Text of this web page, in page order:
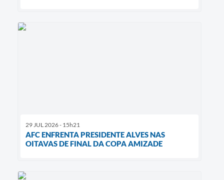
29 JUL 2026 - 15h21
AFC ENFRENTA PRESIDENTE ALVES NAS
OITAVAS DE FINAL DA COPA AMIZADE